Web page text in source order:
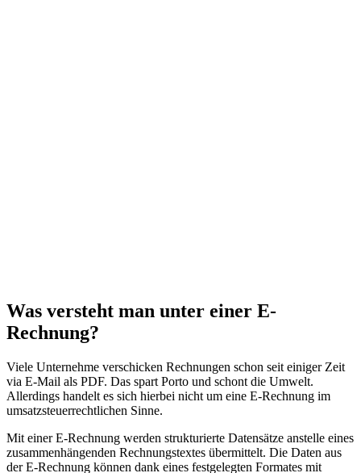
Was versteht man unter einer E-
Rechnung?
Viele Unternehme verschicken Rechnungen schon seit einiger Zeit
via E-Mail als PDF. Das spart Porto und schont die Umwelt.
Allerdings handelt es sich hierbei nicht um eine E-Rechnung im
umsatzsteuerrechtlichen Sinne.
Mit einer E-Rechnung werden strukturierte Datensätze anstelle eines
zusammenhängenden Rechnungstextes übermittelt. Die Daten aus
der E-Rechnung können dank eines festgelegten Formates mit